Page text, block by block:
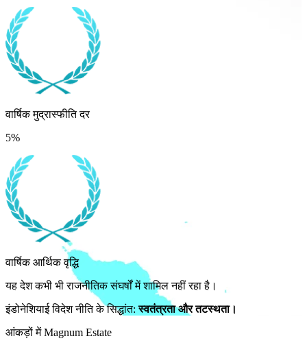
वार्षिक मुद्रास्फीति दर
5%
वार्षिक आर्थिक वृद्धि
यह देश कभी भी राजनीतिक संघर्षों में शामिल नहीं रहा है।
इंडोनेशियाई विदेश नीति के सिद्धांत:स्वतंत्रता और तटस्थता।
आंकड़ों में Magnum Estate